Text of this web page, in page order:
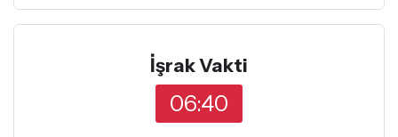
İşrak Vakti
06:40